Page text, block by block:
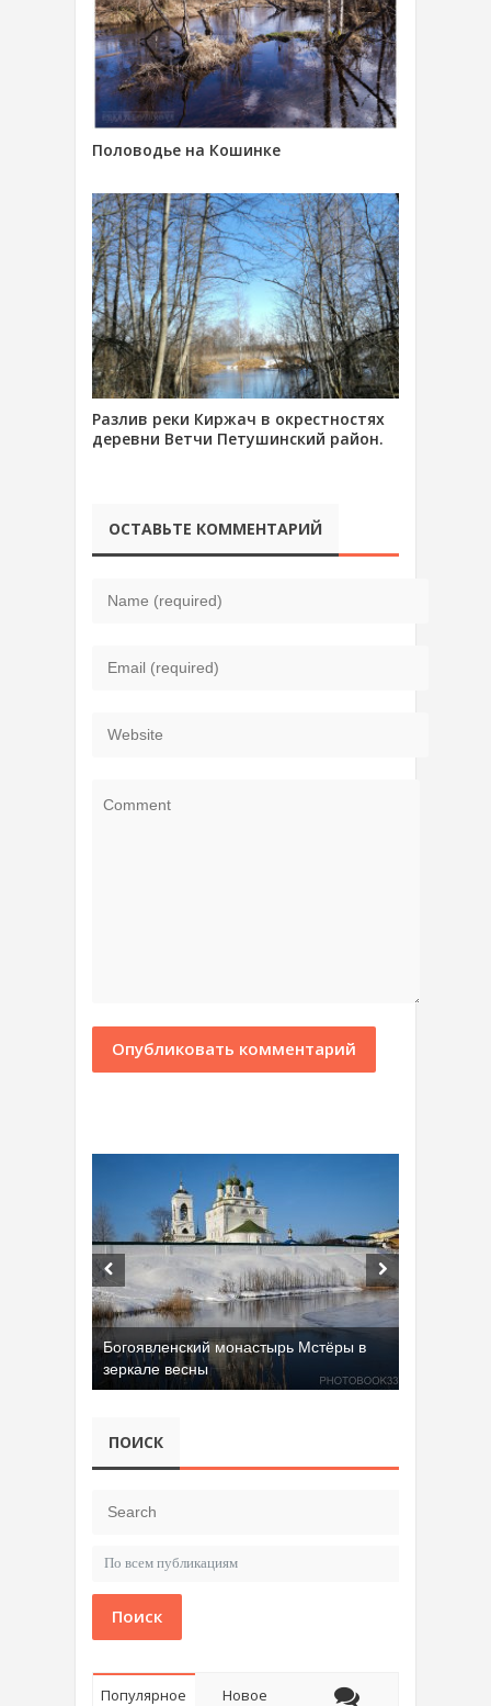
Половодье на Кошинке
Разлив реки Киржач в окрестностях
деревни Ветчи Петушинский район.
ОСТАВЬТЕ КОММЕНТАРИЙ
Богоявленский монастырь Мстёры в
зеркале весны
ПОИСК
Поиск
Популярное Новое